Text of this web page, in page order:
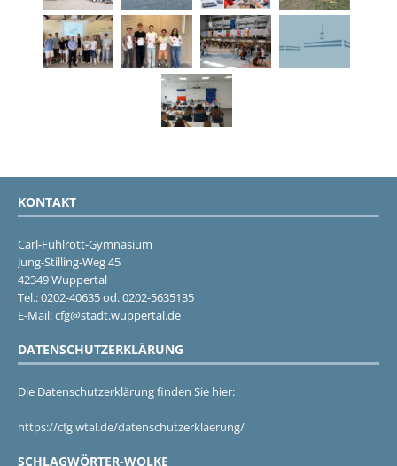
KONTAKT
Carl-Fuhlrott-Gymnasium
Jung-Stilling-Weg 45
42349 Wuppertal
Tel.: 0202-40635 od. 0202-5635135
E-Mail: cfg@stadt.wuppertal.de
DATENSCHUTZERKLÄRUNG
Die Datenschutzerklärung finden Sie hier:
https://cfg.wtal.de/datenschutzerklaerung/
SCHLAGWÖRTER-WOLKE